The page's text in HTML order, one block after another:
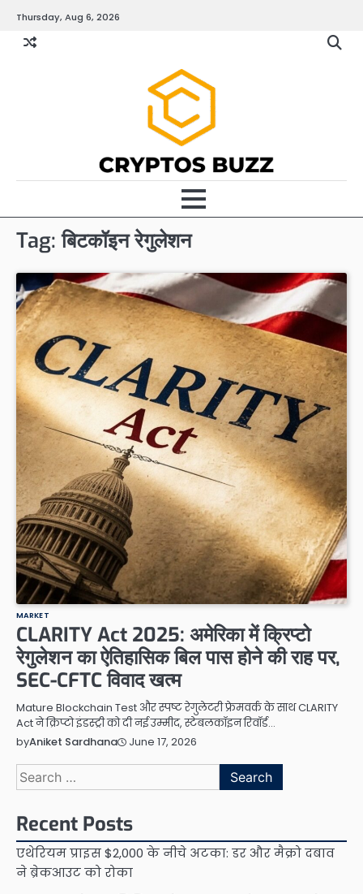
content
Thursday, Aug 6, 2026
Tag:बिटकॉइन रेगुलेशन
MARKET
CLARITY Act 2025: अमेरिका में क्रिप्टो
रेगुलेशन का ऐतिहासिक बिल पास होने की राह पर,
SEC-CFTC विवाद खत्म
Mature Blockchain Test और स्पष्ट रेगुलेटरी फ्रेमवर्क के साथ CLARITY
Act ने क्रिप्टो इंडस्ट्री को दी नई उम्मीद, स्टेबलकॉइन रिवॉर्ड…
byAniket Sardhana June 17, 2026
Search
for:
Recent Posts
एथेरियम प्राइस $2,000 के नीचे अटका: डर और मैक्रो दबाव
ने ब्रेकआउट को रोका